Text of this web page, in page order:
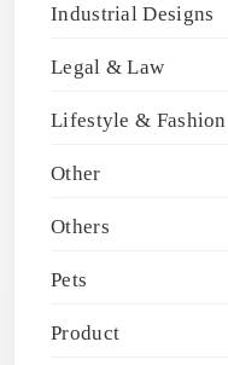
Industrial Designs
Legal & Law
Lifestyle & Fashion
Other
Others
Pets
Product